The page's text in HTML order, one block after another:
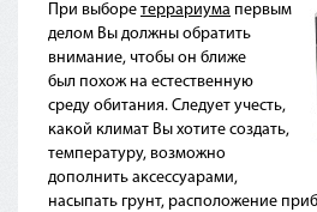
При выборе террариума первым
делом Вы должны обратить
внимание, чтобы он ближе
был похож на естественную
среду обитания. Следует учесть,
какой климат Вы хотите создать,
температуру, возможно
дополнить аксессуарами,
насыпать грунт, расположение